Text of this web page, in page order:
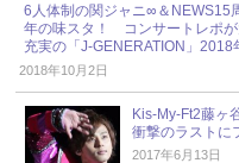
6人体制の関ジャニ∞＆NEWS15
年の味スタ！ コンサートレポ
充実の「J-GENERATION」2018
11月号
2018年10月2日
Kis-My-Ft2藤ヶ
衝撃のラスト
2017年6月13日